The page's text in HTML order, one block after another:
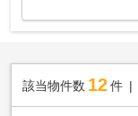
該当物件数 12件